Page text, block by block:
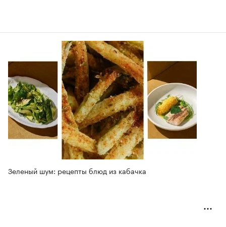
Зеленый шум: рецепты блюд из кабачка